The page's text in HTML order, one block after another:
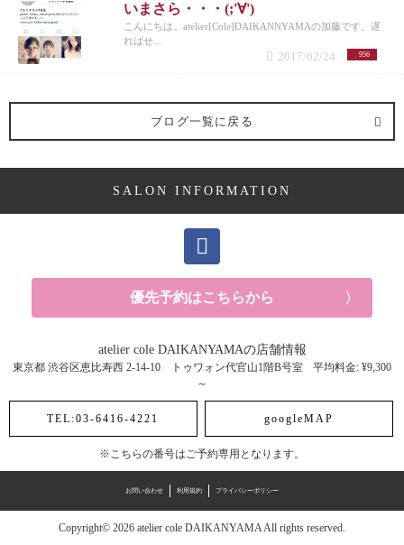
いまさら・・・(;'∀')
こんにちは。atelier[Cole]DAIKANNYAMAの加藤です。遅
ればせ...
956
2017/02/24
ブログ一覧に戻る
SALON INFORMATION
優先予約はこちらから
atelier cole DAIKANYAMAの店舗情報
東京都 渋谷区恵比寿西 2-14-10 トゥワォン代官山1階B号室
平均料金: ¥9,300
～
TEL:03-6416-4221 googleMAP
お問い合わせ 利用規約 プライバシーポリシー
Copyright© 2026 atelier cole DAIKANYAMA All rights reserved.